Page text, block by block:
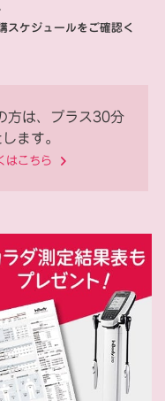
スケジュールをご確認く
方は、プラス30分
ます。
はこちら